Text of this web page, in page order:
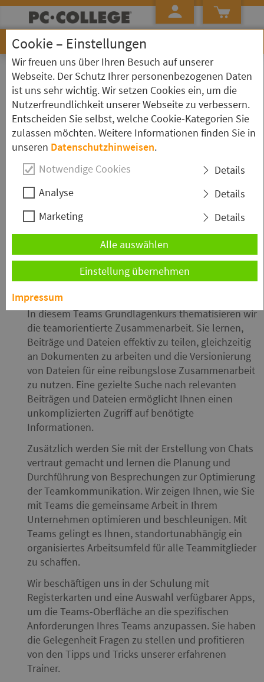
Startseite»Kursübersicht»Microsoft Teams»Kurs Detailseite
Microsoft Teams - Grundkurs
Kurzbeschreibung
Das Grundlagenseminar bietet eine sehr gute
Einführung in die Funktionen von Microsoft Teams,
der digitalen Plattform für kollaboratives Arbeiten.
Sie erwerben praxisnahe Kenntnisse und wichtige
Fähigkeiten, um die Kommunikation und
Zusammenarbeit in Teams und Organisationen zu
In diesem Teams Grundlagenkurs thematisieren wir
die teamorientierte Zusammenarbeit. Sie lernen,
Beiträge und Dateien effektiv zu teilen, gleichzeitig
an Dokumenten zu arbeiten und die Versionierung
von Dateien für eine reibungslose Zusammenarbeit
zu nutzen. Eine gezielte Suche nach relevanten
Beiträgen und Dateien ermöglicht Ihnen einen
unkomplizierten Zugriff auf benötigte
Informationen.
Zusätzlich werden Sie mit der Erstellung von Chats
vertraut gemacht und lernen die Planung und
Durchführung von Besprechungen zur Optimierung
der Teamkommunikation. Wir zeigen Ihnen, wie Sie
mit Teams die gemeinsame Arbeit in Ihrem
Unternehmen optimieren und beschleunigen. Mit
Teams gelingt es Ihnen, standortunabhängig ein
organisiertes Arbeitsumfeld für alle Teammitglieder
zu schaffen.
Wir beschäftigen uns in der Schulung mit
Registerkarten und eine Auswahl verfügbarer Apps,
um die Teams-Oberfläche an die spezifischen
Anforderungen Ihres Teams anzupassen. Sie haben
die Gelegenheit Fragen zu stellen und profitieren
von den Tipps und Tricks unserer erfahrenen
Trainer.
Cookie – Einstellungen
Wir freuen uns über Ihren Besuch auf unserer
Webseite. Der Schutz Ihrer personenbezogenen Daten
ist uns sehr wichtig. Wir setzen Cookies ein, um die
Nutzerfreundlichkeit unserer Webseite zu verbessern.
Entscheiden Sie selbst, welche Cookie-Kategorien Sie
zulassen möchten. Weitere Informationen finden Sie in
unseren Datenschutzhinweisen.
Notwendige Cookies
Details
Analyse
Details
Marketing
Details
Alle auswählen
Einstellung übernehmen
Impressum